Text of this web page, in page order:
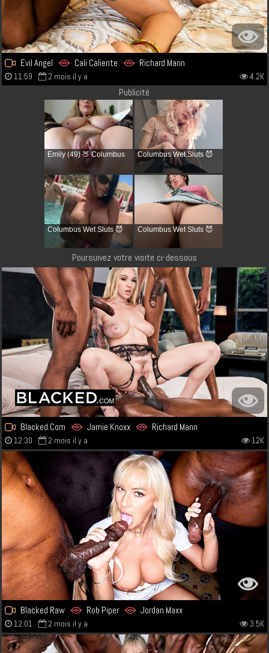
Evil Angel Cali Caliente Richard Mann
11:59 2 mois il y a 4.2K
Publicité
Emily (49) 🍑 Columbus Columbus Wet Sluts 😈
Columbus Wet Sluts 😈 Columbus Wet Sluts 😈
Poursuivez votre visite ci-dessous
Blacked.Com Jamie Knoxx Richard Mann
12:30 2 mois il y a 12K
Blacked Raw Rob Piper Jordan Maxx
12:01 2 mois il y a 3.5K